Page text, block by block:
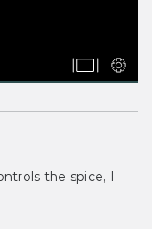
the spice, I